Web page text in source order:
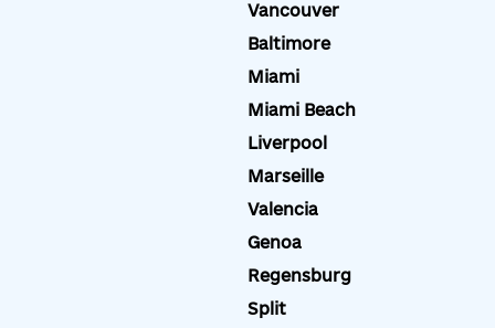
Vancouver
Baltimore
Miami
Miami Beach
Liverpool
Marseille
Valencia
Genoa
Regensburg
Split